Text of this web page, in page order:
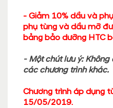
- Giảm 10% dầu và
phụ tùng và dầu mỡ
bảng bảo dưỡng HTC
- Một chút lưu ý:
các chương trình khác.
Chương trình áp dụng
15/05/2019.